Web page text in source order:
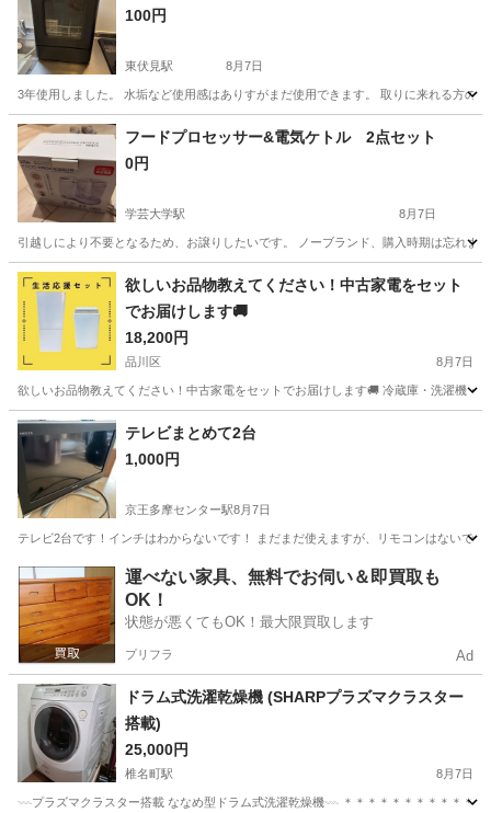
100円
東伏見駅 8月7日
3年使用しました。 水垢など使用感はありすがまだ使用できます。 取りに来れる方の
東京 練馬区 東伏見駅 キッチン家電
フードプロセッサー&電気ケトル 2点セット
0円
学芸大学駅 8月7日
引越しにより不要となるため、お譲りしたいです。 ノーブランド、購入時期は忘れま
東京 目黒区 学芸大学駅 キッチン家電
欲しいお品物教えてください！中古家電をセット
でお届けします🚚
18,200円
品川区 8月7日
欲しいお品物教えてください！中古家電をセットでお届けします🚚 冷蔵庫・洗濯機
東京 品川区 キッチン家電 神奈川
階段
テレビまとめて2台
1,000円
京王多摩センター駅8月7日
テレビ2台です！インチはわからないです！ まだまだ使えますが、リモコンはないで
東京 多摩市 京王多摩センター駅 テレビ
運べない家具、無料でお伺い＆即買取も
OK！
状態が悪くてもOK！最大限買取します
プリフラ Ad
ドラム式洗濯乾燥機 (SHARPプラズマクラスター
搭載)
25,000円
椎名町駅 8月7日
𓇠プラズマクラスター搭載 ななめ型ドラム式洗濯乾燥機𓇠 ＊＊＊＊＊＊＊＊＊＊＊